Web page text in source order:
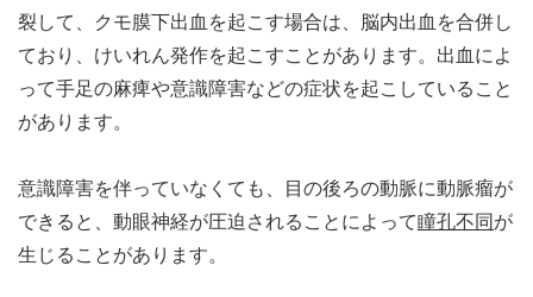
裂して、クモ膜下出血を起こす場合は、脳内出血を合併し
ており、けいれん発作を起こすことがあります。出血によ
って手足の麻痺や意識障害などの症状を起こしていること
があります。
意識障害を伴っていなくても、目の後ろの動脈に動脈瘤が
できると、動眼神経が圧迫されることによって瞳孔不同 が
生じることがあります。